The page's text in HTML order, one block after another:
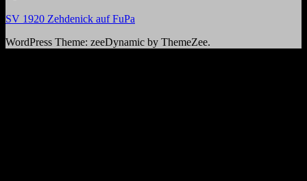
SV 1920 Zehdenick auf FuPa
WordPress Theme: zeeDynamic by ThemeZee.